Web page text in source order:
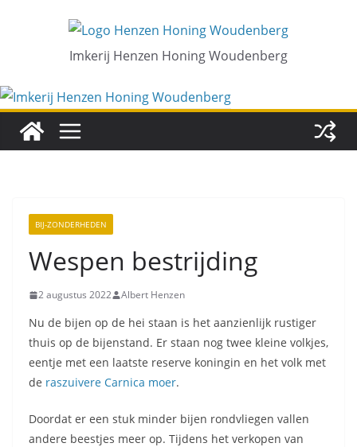
Imkerij Henzen Honing Woudenberg
BIJ-ZONDERHEDEN
Wespen bestrijding
2 augustus 2022 Albert Henzen
Nu de bijen op de hei staan is het aanzienlijk rustiger
thuis op de bijenstand. Er staan nog twee kleine volkjes,
eentje met een laatste reserve koningin en het volk met
de raszuivere Carnica moer.
Doordat er een stuk minder bijen rondvliegen vallen
andere beestjes meer op. Tijdens het verkopen van